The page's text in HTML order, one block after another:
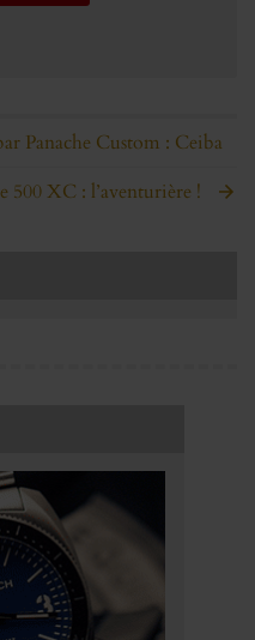
Panache Custom : Ceiba
500 XC : l’aventurière !